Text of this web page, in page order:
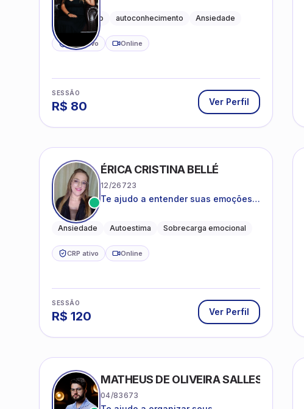
Acolhimento autoconhecimento Ansiedade
CRP ativo Online
SESSÃO
R$ 80 Ver Perfil
ÉRICA CRISTINA BELLÉ
12/26723
Te ajudo a entender suas emoções e
lidar com o que você está vivendo
Ansiedade Autoestima Sobrecarga emocional
CRP ativo Online
SESSÃO
R$ 120 Ver Perfil
MATHEUS DE OLIVEIRA SALLES
04/83673